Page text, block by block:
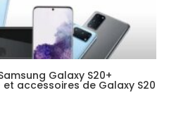
Galaxy S20+
accessoires de Galaxy S20